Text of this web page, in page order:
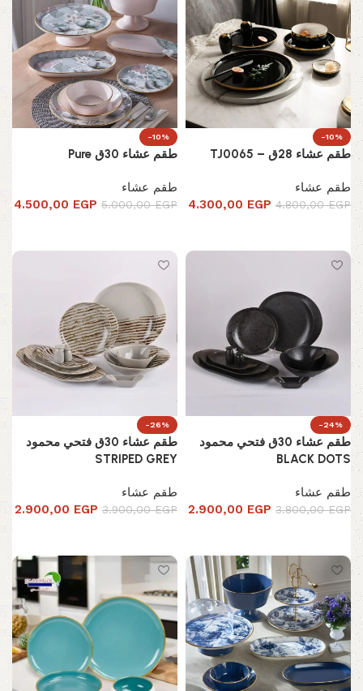
-10%
طقم عشاء 28ق – TJ0065
طقم عشاء
4.800,00EGP
4.300,00 EGP
-10%
طقم عشاء 30ق Pure
طقم عشاء
5.000,00EGP
4.500,00 EGP
-24%
طقم عشاء 30ق فتحي محمود
BLACK DOTS
طقم عشاء
3.800,00EGP
2.900,00 EGP
-26%
طقم عشاء 30ق فتحي محمود
STRIPED GREY
طقم عشاء
3.900,00EGP
2.900,00 EGP